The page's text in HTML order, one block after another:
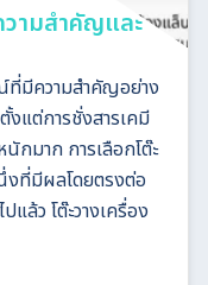
วามสำคัญและ
ที่มีความสำคัญอย่าง
งแต่การชั่งสารเคมี
กมาก การเลือกโต๊ะ
งที่มีผลโดยตรงต่อ
ล้ว โต๊ะวางเครื่อง